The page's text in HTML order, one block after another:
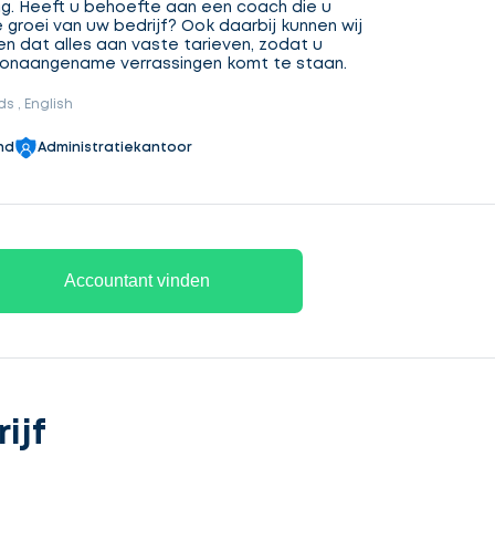
Heeft u behoefte aan een coach die u
groei van uw bedrijf? Ook daarbij kunnen wij
dat alles aan vaste tarieven, zodat u
verrassingen komt te staan.
, English
Administratiekantoor
Accountant vinden